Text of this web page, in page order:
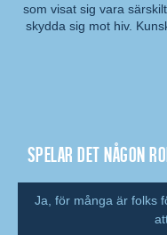
Kommentar:
som visat sig vara
skydda sig mot hiv.
Spelar det någon
Ja, för många är folks